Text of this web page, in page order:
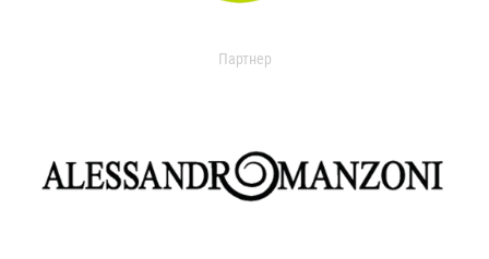
Партнер